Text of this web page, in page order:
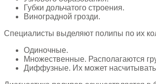
Губки дольчатого строения.
Виноградной грозди.
Специалисты выделяют полипы по их
Одиночные.
Множественные. Располагаются
Диффузные. Их может